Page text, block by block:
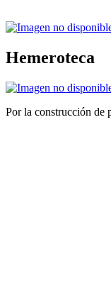
Hemeroteca
Por la construcción de